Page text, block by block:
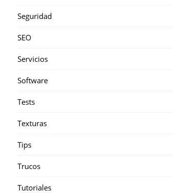
Seguridad
SEO
Servicios
Software
Tests
Texturas
Tips
Trucos
Tutoriales